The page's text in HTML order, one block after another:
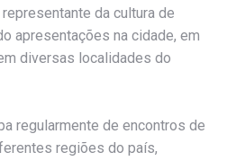
da cultura de
apresentações na cidade, em
diversas localidades do
regularmente de encontros de
regiões do país,